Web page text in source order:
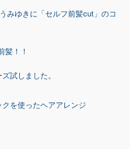
みゆきに「セルフ前髪cut」のコ
髪！！
試しました。
を使ったヘアアレンジ